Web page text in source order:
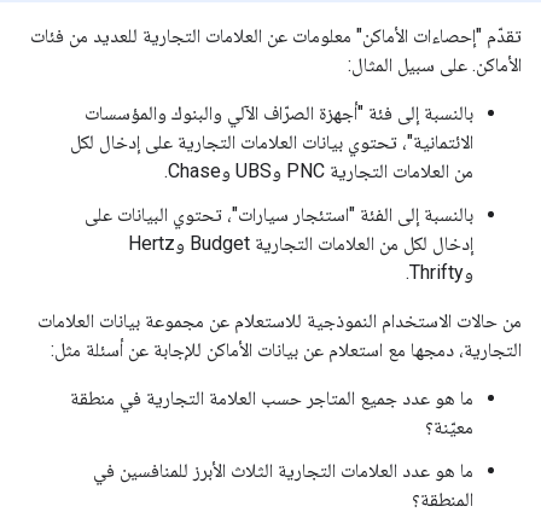
تقدّم "إحصاءات الأماكن" معلومات عن العلامات التجارية للعديد من فئات
الأماكن. على سبيل المثال:
بالنسبة إلى فئة "أجهزة الصرّاف الآلي والبنوك والمؤسسات
الائتمانية"، تحتوي بيانات العلامات التجارية على إدخال لكل
من العلامات التجارية PNC وUBS وChase.
بالنسبة إلى الفئة "استئجار سيارات"، تحتوي البيانات على
إدخال لكل من العلامات التجارية Budget وHertz
وThrifty.
من حالات الاستخدام النموذجية للاستعلام عن مجموعة بيانات العلامات
التجارية، دمجها مع استعلام عن بيانات الأماكن للإجابة عن أسئلة مثل:
ما هو عدد جميع المتاجر حسب العلامة التجارية في منطقة
معيّنة؟
ما هو عدد العلامات التجارية الثلاث الأبرز للمنافسين في
المنطقة؟